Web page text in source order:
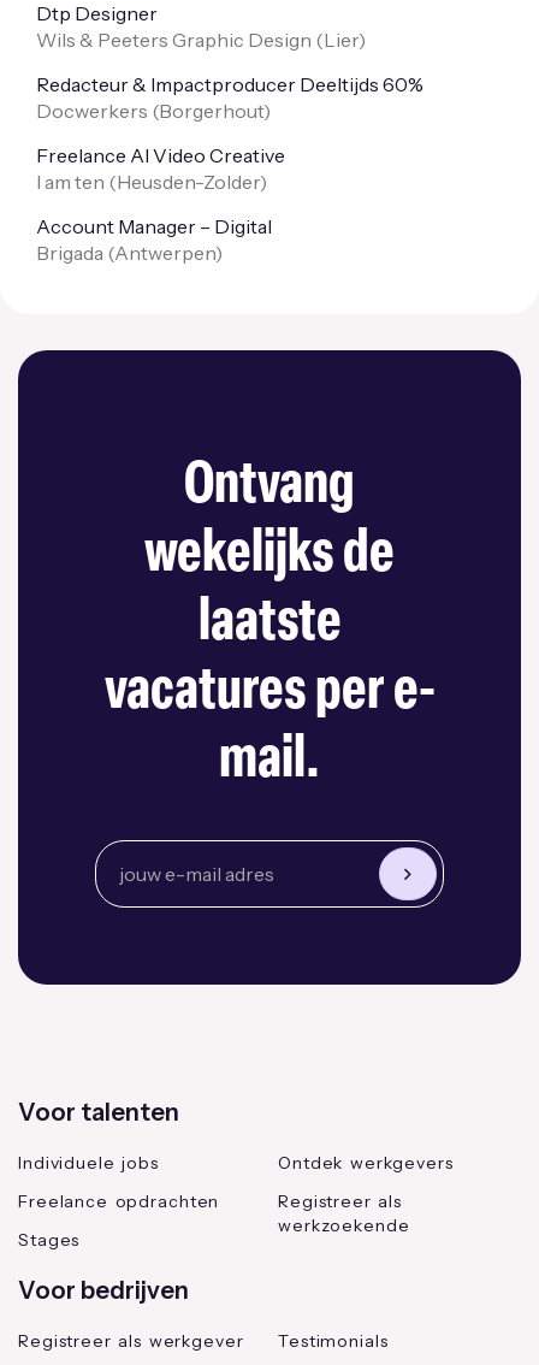
Dtp Designer
Wils & Peeters Graphic Design (Lier)
Redacteur & Impactproducer Deeltijds 60%
Docwerkers (Borgerhout)
Freelance AI Video Creative
I am ten (Heusden-Zolder)
Account Manager – Digital
Brigada (Antwerpen)
Ontvang
wekelijks de
laatste
vacatures per e-
mail.
Voor talenten
Individuele jobs
Freelance opdrachten
Stages
Ontdek werkgevers
Registreer als
werkzoekende
Voor bedrijven
Registreer als werkgever
Testimonials